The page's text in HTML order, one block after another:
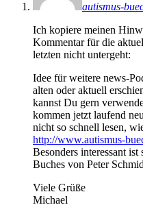
autismus-
Ich kopiere meinen
Kommentar für die
letzten nicht untergeht:
Idee für weitere news-
alten oder aktuell
kannst Du gern
kommen jetzt laufend
nicht so schnell lesen,
http://www.autismus-
Besonders interessant
Buches von Peter
Viele Grüße
Michael